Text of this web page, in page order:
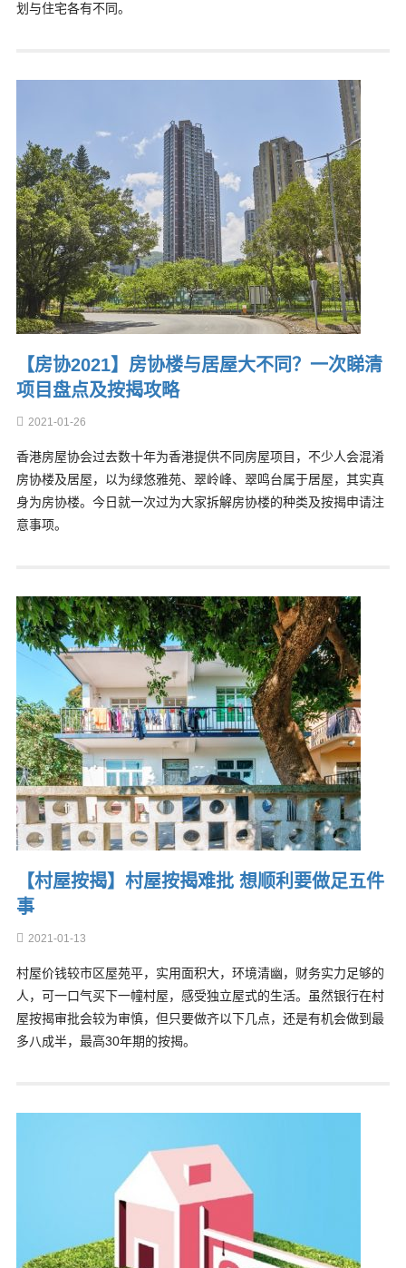
划与住宅各有不同。
【房协2021】房协楼与居屋大不同？一次睇清
项目盘点及按揭攻略
2021-01-26
香港房屋协会过去数十年为香港提供不同房屋项目，不少人会混淆
房协楼及居屋，以为绿悠雅苑、翠岭峰、翠鸣台属于居屋，其实真
身为房协楼。今日就一次过为大家拆解房协楼的种类及按揭申请注
意事项。
【村屋按揭】村屋按揭难批 想顺利要做足五件
事
2021-01-13
村屋价钱较市区屋苑平，实用面积大，环境清幽，财务实力足够的
人，可一口气买下一幢村屋，感受独立屋式的生活。虽然银行在村
屋按揭审批会较为审慎，但只要做齐以下几点，还是有机会做到最
多八成半，最高30年期的按揭。